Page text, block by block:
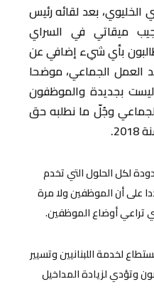
بعد لقائه رئيس
ميقاتي في السراي
بأي شيء إضافي عن
الجماعي، موضحا
ليست بجديدة والموظفون
وجُلّ ما نطلبه حق
لكل الحلول التي تخدم
على أن الموظفين ولا مرة
تراعي أوضاع الموظفين.
لخدمة اللبنانيين وتسيير
وتؤدي لزيادة المداخيل